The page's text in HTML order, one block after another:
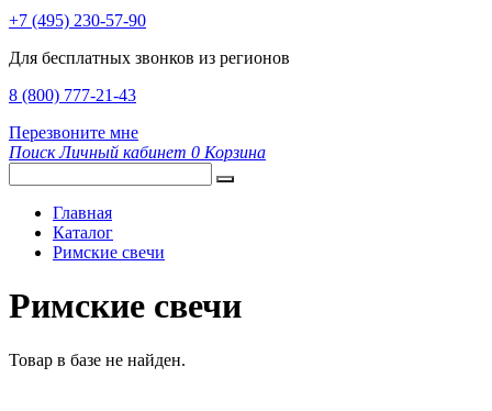
+7 (495) 230-57-90
Для бесплатных звонков из регионов
8 (800) 777-21-43
Перезвоните мне
Поиск Личный кабинет 0 Корзина
Главная
Каталог
Римские свечи
Римские свечи
Товар в базе не найден.